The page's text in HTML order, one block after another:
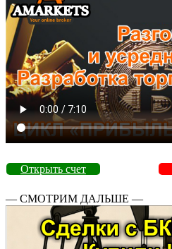
Открыть счет
— СМОТРИМ ДАЛЬШЕ —